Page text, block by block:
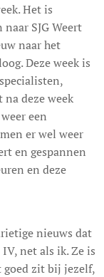
Het is
SJG Weert
naar het
Deze week is
deze week
een
er wel weer
en gespannen
en deze
nieuws dat
net als ik. Ze is
goed zit bij jezelf,